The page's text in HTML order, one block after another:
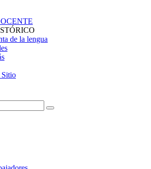
de la lengua
Sitio